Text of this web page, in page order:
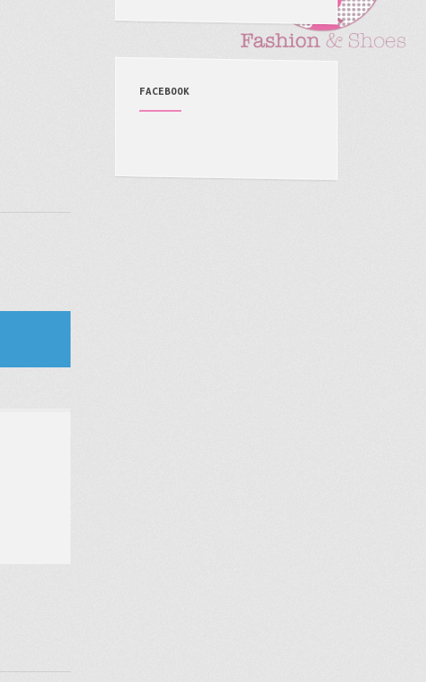
FACEBOOK